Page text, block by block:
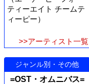
ティーエイト チームテ
ィーピー）
>>アーティスト一覧
ジャンル別・その他
=OST・オムニバス=